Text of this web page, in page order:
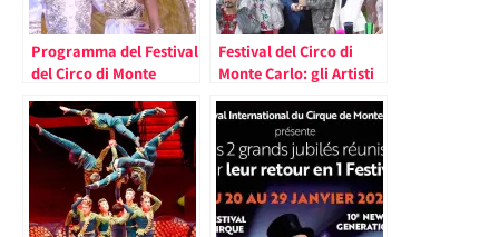
Programma del Festival
del Circo di Monte
Festival del Circo di
Monte Carlo: gli Artisti
Show della 43esima
Edizione